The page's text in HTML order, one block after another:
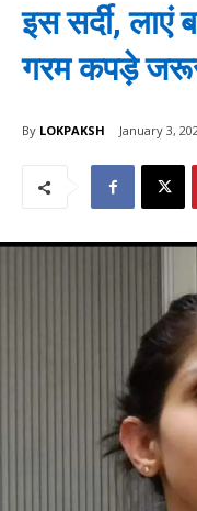
इस सर्दी, लाएं
गरम कपड़े
By LOKPAKSH January 3,